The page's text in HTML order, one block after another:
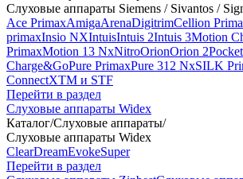
Слуховые аппараты Siemens / Sivantos /
Ace PrimaxAmigaArenaDigitrimCellion
primaxInsio NXIntuisIntuis 2Intuis 3Motion
PrimaxMotion 13 NxNitroOrionOrion 2
Charge&GoPure PrimaxPure 312 NxSILK
ConnectXTM и STF
Перейти в раздел
Слуховые аппараты Widex
Каталог/Слуховые аппараты/
Слуховые аппараты Widex
ClearDreamEvokeSuper
Перейти в раздел